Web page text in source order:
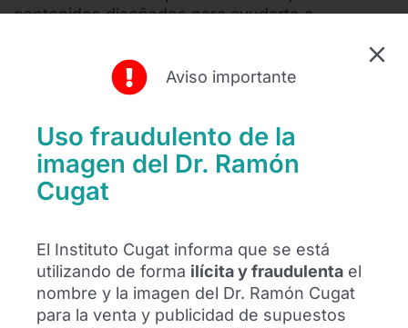
contenidos diseñados para ayudarte a
funcionamiento de la rodilla. Conocer cómo
trabaja esta articulación es clave para prevenir
lesiones y mejorar tu bienestar.
Descubre más en los siguientes artículos:
Anatomía de la rodilla explicada para
pacientes– Aprende en detalle la composición
movimiento.
El papel de los meniscos en la estabilidad de
la rodilla– Conoce cómo los meniscos actúan
como amortiguadores naturales y ayudan a
Aviso importante
Uso fraudulento de la
imagen del Dr. Ramón
Cugat
El Instituto Cugat informa que se está
utilizando de forma ilícita y fraudulenta el
nombre y la imagen del Dr. Ramón Cugat
para la venta y publicidad de supuestos